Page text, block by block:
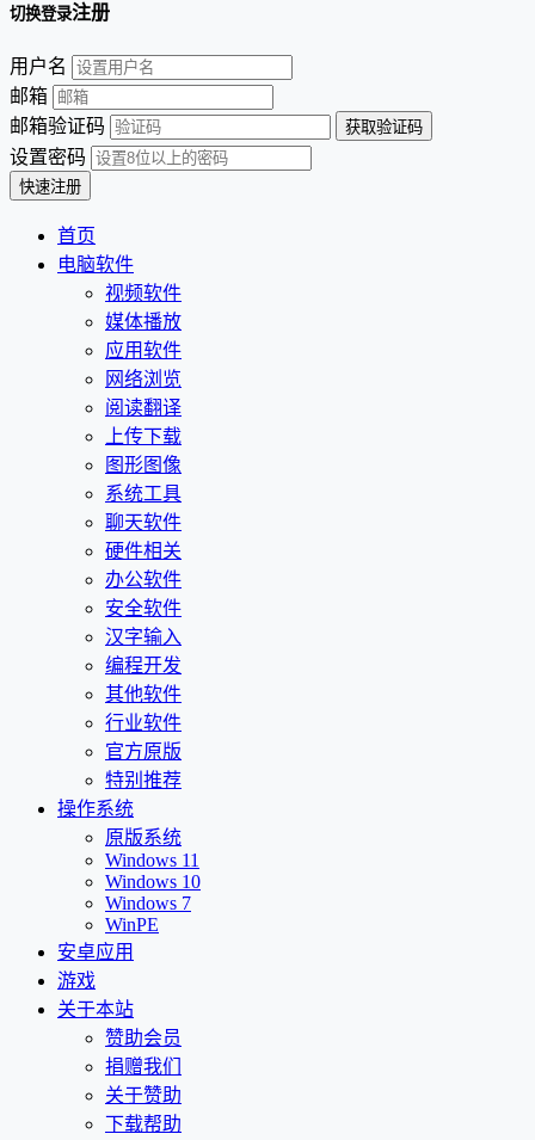
切换登录注册
用户名
邮箱
邮箱验证码
设置密码
首页
电脑软件
视频软件
媒体播放
应用软件
网络浏览
阅读翻译
上传下载
图形图像
系统工具
聊天软件
硬件相关
办公软件
安全软件
汉字输入
编程开发
其他软件
行业软件
官方原版
特别推荐
操作系统
原版系统
Windows 11
Windows 10
Windows 7
WinPE
安卓应用
游戏
关于本站
赞助会员
捐赠我们
关于赞助
下载帮助